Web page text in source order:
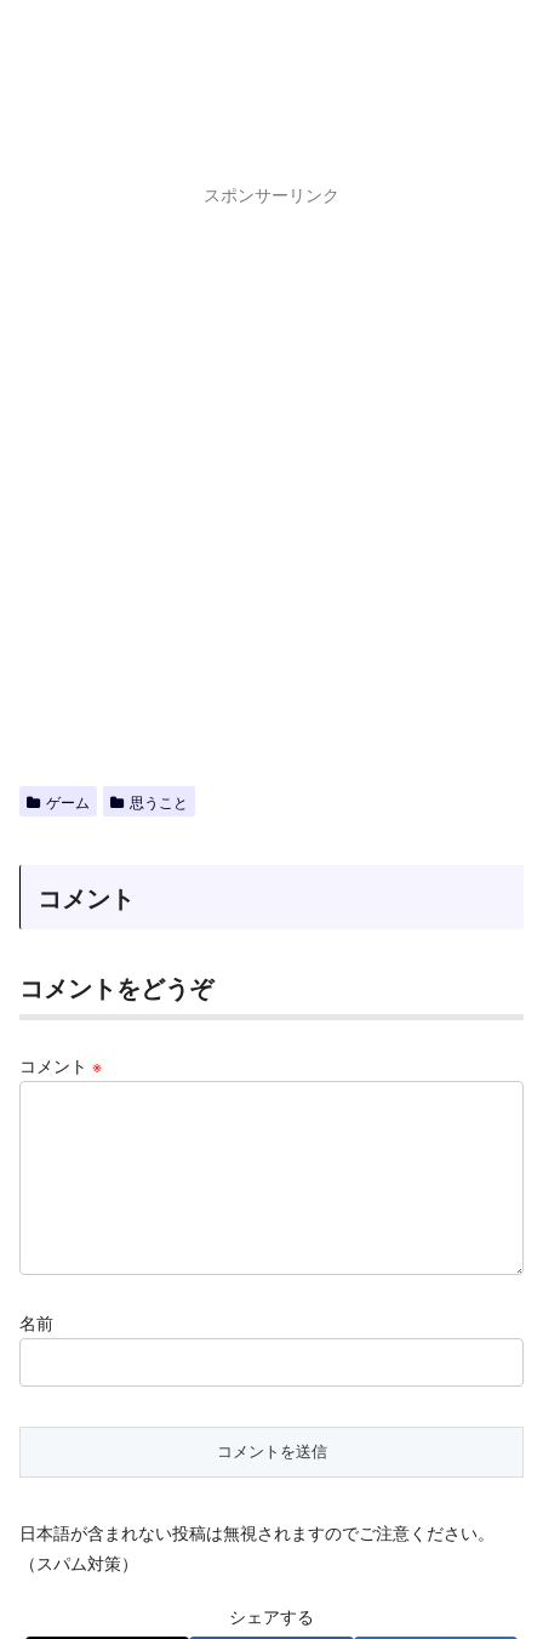
スポンサーリンク
ゲーム 思うこと
コメント
コメントをどうぞ
コメント ※
名前
日本語が含まれない投稿は無視されますのでご注意ください。
（スパム対策）
シェアする